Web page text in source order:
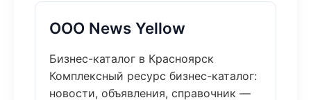
ООО News Yellow
Бизнес-каталог в Красноярск
Комплексный ресурс бизнес-каталог:
новости, объявления, справочник —